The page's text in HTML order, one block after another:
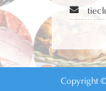
Copyright